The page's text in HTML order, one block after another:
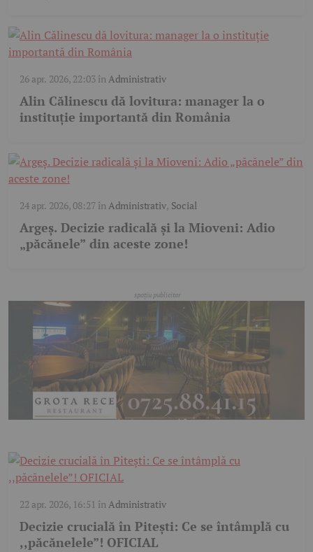
26 apr. 2026, 22:03înAdministrativ
Alin Călinescu dă lovitura: manager la o
instituție importantă din România
24 apr. 2026, 08:27înAdministrativ, Social
Argeș. Decizie radicală și la Mioveni: Adio
„păcănele” din aceste zone!
22 apr. 2026, 16:51 în Administrativ
Decizie crucială în Pitești: Ce se întâmplă cu
,,păcănelele”! OFICIAL